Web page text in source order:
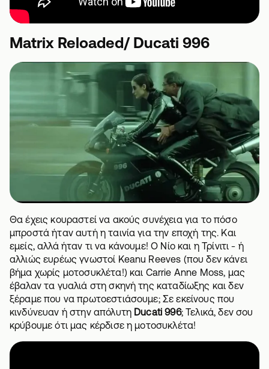
Matrix Reloaded/ Ducati 996
Θα έχεις κουραστεί να ακούς συνέχεια για το πόσο
μπροστά ήταν αυτή η ταινία για την εποχή της. Και
εμείς, αλλά ήταν τι να κάνουμε! Ο Νίο και η Τρίνιτι - ή
αλλιώς ευρέως γνωστοί Keanu Reeves (που δεν κάνει
βήμα χωρίς μοτοσυκλέτα!) και Carrie Anne Moss, μας
έβαλαν τα γυαλιά στη σκηνή της καταδίωξης και δεν
ξέραμε που να πρωτοεστιάσουμε; Σε εκείνους που
κινδύνευαν ή στην απόλυτη Ducati 996; Τελικά, δεν σου
κρύβουμε ότι μας κέρδισε η μοτοσυκλέτα!